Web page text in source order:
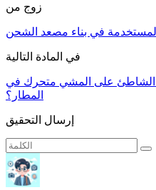
زوج من
في المادة التالية
الشاطئ على المشي متحرك في
المطار؟
إرسال التحقيق